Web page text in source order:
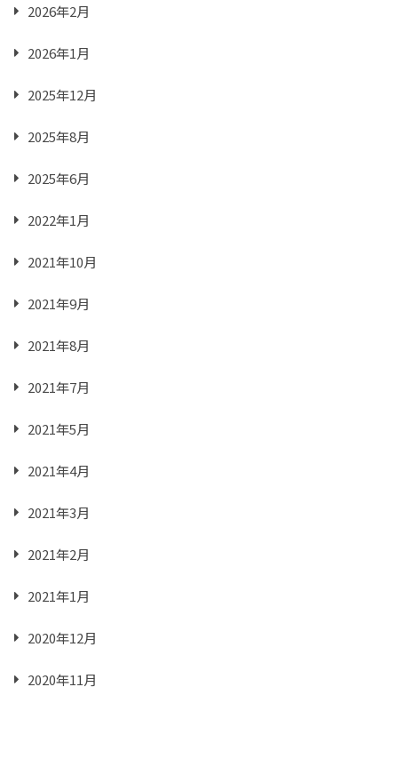
2026年2月
2026年1月
2025年12月
2025年8月
2025年6月
2022年1月
2021年10月
2021年9月
2021年8月
2021年7月
2021年5月
2021年4月
2021年3月
2021年2月
2021年1月
2020年12月
2020年11月